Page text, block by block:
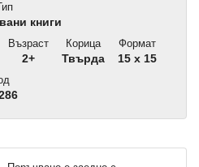
книги
Възраст
2+
Корица
Твърда
Формат
15 x 15